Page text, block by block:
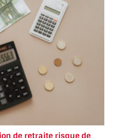
de retraite risque de